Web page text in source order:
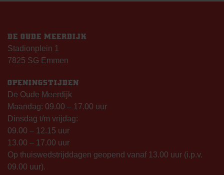
DE OUDE MEERDIJK
Stadionplein 1
7825 SG Emmen
OPENINGSTIJDEN
De Oude Meerdijk
Maandag: 09.00 – 17.00 uur
Dinsdag t/m vrijdag:
09.00 – 12.15 uur
13.00 – 17.00 uur
Op thuiswedstrijddagen geopend vanaf 13.00 uur (i.p.v.
09.00 uur).